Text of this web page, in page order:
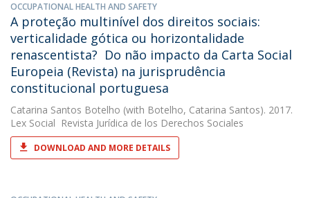
OCCUPATIONAL HEALTH AND SAFETY
A proteção multinível dos direitos sociais:
verticalidade gótica ou horizontalidade
renascentista?  Do não impacto da Carta Social
Europeia (Revista) na jurisprudência
constitucional portuguesa
Catarina Santos Botelho (with Botelho, Catarina Santos). 2017.
Lex Social  Revista Jurídica de los Derechos Sociales
DOWNLOAD AND MORE DETAILS